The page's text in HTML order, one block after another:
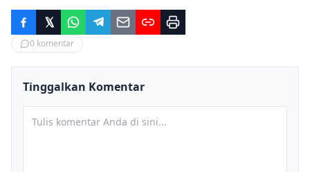
0 komentar
Tinggalkan Komentar